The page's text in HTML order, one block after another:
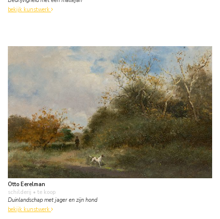
bekijk kunstwerk
Otto Eerelman
schilderij • te koop
Duinlandschap met jager en zijn hond
bekijk kunstwerk